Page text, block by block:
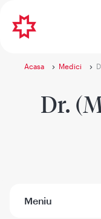
Acasa Medici
Dr.
Meniu